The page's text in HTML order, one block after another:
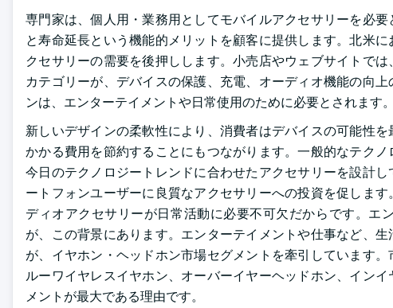
専門家は、個人用・業務用としてモバイルアクセサリーを必
と寿命延長という機能的メリットを顧客に提供します。北米
クセサリーの需要を後押しします。小売店やウェブサイトで
カテゴリーが、デバイスの保護、充電、オーディオ機能の向
ンは、エンターテイメントや日常使用のために必要とされます。
新しいデザインの柔軟性により、消費者はデバイスの可能性
かかる費用を節約することにもつながります。一般的なテク
今日のテクノロジートレンドに合わせたアクセサリーを設計
ートフォンユーザーに良質なアクセサリーへの投資を促しま
ディオアクセサリーが日常活動に必要不可欠だからです。エ
が、この背景にあります。エンターテイメントや仕事など、
が、イヤホン・ヘッドホン市場セグメントを牽引しています
ルーワイヤレスイヤホン、オーバーイヤーヘッドホン、イン
メントが最大である理由です。